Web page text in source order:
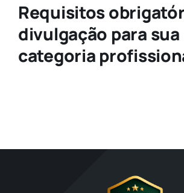
Requisitos
divulgação para sua
categoria